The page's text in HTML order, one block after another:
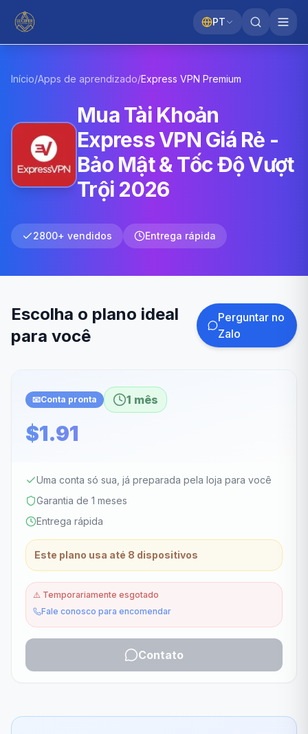
PT
Início/Apps de aprendizado/Express VPN Premium
Mua Tài Khoản
Express VPN Giá Rẻ -
Bảo Mật & Tốc Độ Vượt
Trội 2026
2800+ vendidos Entrega rápida
Escolha o plano ideal
para você
Perguntar no
Zalo
📧Conta pronta 1 mês
$1.91
Uma conta só sua, já preparada pela loja para você
Garantia de 1 meses
Entrega rápida
Este plano usa até 8 dispositivos
⚠️ Temporariamente esgotado
Fale conosco para encomendar
Contato